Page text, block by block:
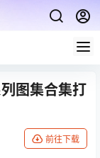
图集合集打
前往下载